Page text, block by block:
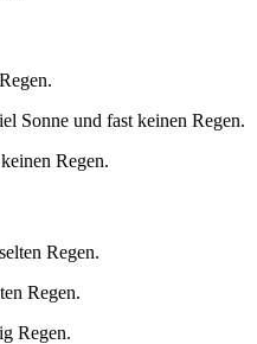
Sonne und fast keinen Regen.
Regen.
Regen.
Regen.
Regen.